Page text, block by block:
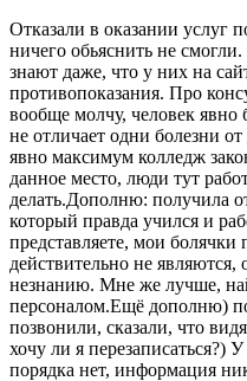
Отказали в оказании услуг
ничего обьяснить не
знают даже, что у них на
противопоказания. Про
вообще молчу, человек явно
не отличает одни болезни
явно максимум колледж
данное место, люди тут
делать.Дополню: получила
который правда учился и
представляете, мои болячки
действительно не являются,
незнанию. Мне же лучше,
персоналом.Ещё дополню)
позвонили, сказали, что
хочу ли я перезаписаться?)
порядка нет, информация